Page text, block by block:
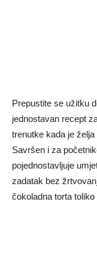
Prepustite se užitku
jednostavan recept
trenutke kada je
Savršen i za
pojednostavljuje
zadatak bez
čokoladna torta toliko